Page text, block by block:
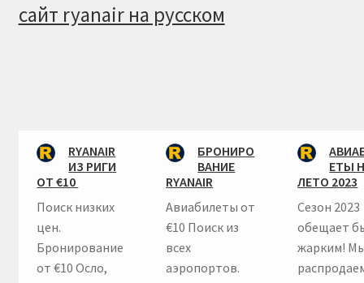
сайт ryanair на русском
RYANAIR
ИЗ РИГИ
ОТ €10
Поиск низких
цен.
Бронирование
от €10 Осло,
БРОНИРО
ВАНИЕ
RYANAIR
Авиабилеты от
€10 Поиск из
всех
аэропортов.
ЕТЫ
ЛЕТО 2023
Сезон 2023
обещает
жарким!